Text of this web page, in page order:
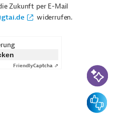
Zukunft per E-Mail
widerrufen.
FriendlyCaptcha ⇗ KI-